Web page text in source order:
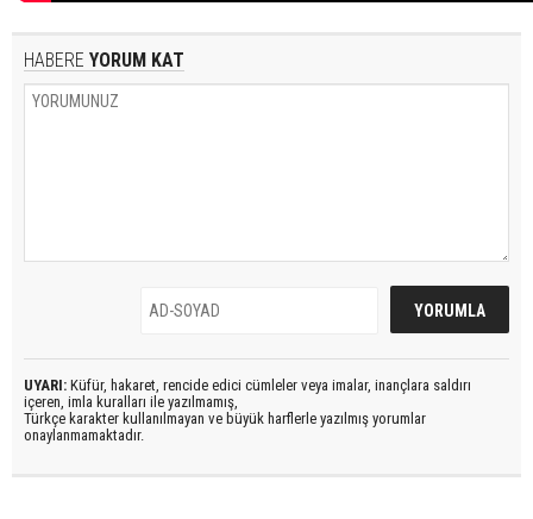
HABERE YORUM KAT
UYARI: Küfür, hakaret, rencide edici cümleler veya imalar, inançlara saldırı
içeren, imla kuralları ile yazılmamış,
Türkçe karakter kullanılmayan ve büyük harflerle yazılmış yorumlar
onaylanmamaktadır.